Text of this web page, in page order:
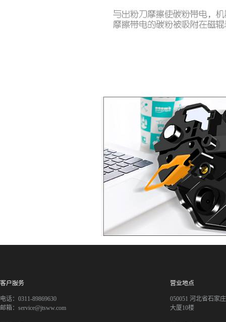
客户服务
电话：0311-89869630
邮箱：service@jtsww.com
营业地点
050051 河北省石家
大厦10楼